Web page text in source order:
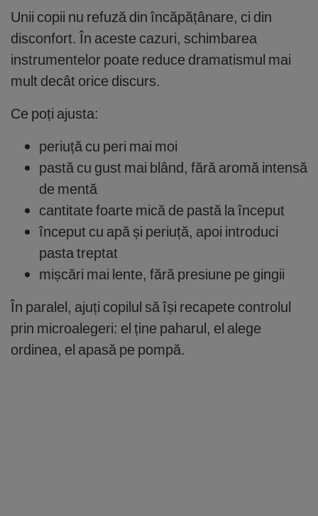
Unii copii nu refuză din încăpățânare, ci din
disconfort. În aceste cazuri, schimbarea
instrumentelor poate reduce dramatismul mai
mult decât orice discurs.
Ce poți ajusta:
periuță cu peri mai moi
pastă cu gust mai blând, fără aromă intensă
de mentă
cantitate foarte mică de pastă la început
început cu apă și periuță, apoi introduci
pasta treptat
mișcări mai lente, fără presiune pe gingii
În paralel, ajuți copilul să își recapete controlul
prin microalegeri: el ține paharul, el alege
ordinea, el apasă pe pompă.